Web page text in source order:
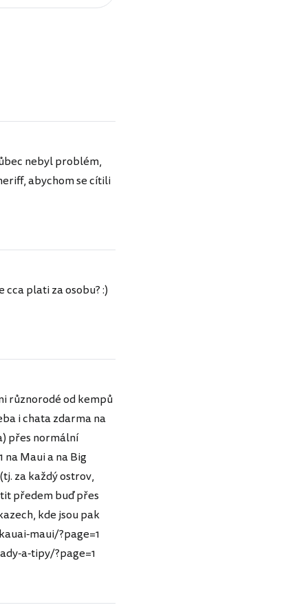
nebyl problém,
abychom se cítili
plati za osobu? :)
různorodé od kempů
i chata zdarma na
přes normální
na Maui a na Big
za každý ostrov,
předem buď přes
kde jsou pak
maui/?page=1
a-tipy/?page=1